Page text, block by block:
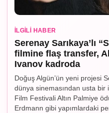
İLGILI HABER
Serenay Sarıkaya’lı
filmine flaş transfer,
Ivanov kadroda
Doğuş Algün’ün yeni projesi
dünya sinemasından usta
Film Festivali Altın Palmiye
Erdmann gibi yapımlardaki